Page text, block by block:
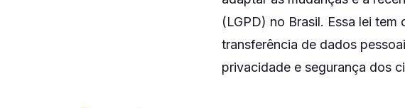
(LGPD) no Brasil. Essa lei
transferência de dados
privacidade e segurança dos